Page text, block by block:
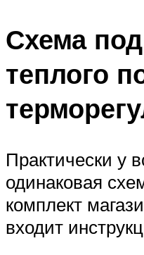
Схема
теплого
Практически у
одинаковая
комплект
входит